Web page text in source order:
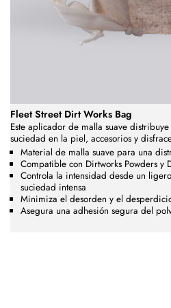
Fleet Street Dirt Works Bag
Este aplicador de malla suave
suciedad en la piel, accesorios y
Material de malla suave para una
Compatible con Dirtworks Powders y
Controla la intensidad desde un
suciedad intensa
Minimiza el desorden y el
Asegura una adhesión segura del